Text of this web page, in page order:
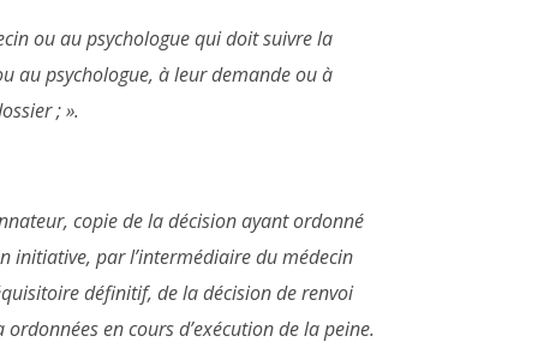
ou au psychologue qui doit suivre la
au psychologue, à leur demande ou à
; ».
copie de la décision ayant ordonné
initiative, par l’intermédiaire du médecin
définitif, de la décision de renvoi
en cours d’exécution de la peine.